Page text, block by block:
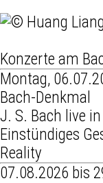
Konzerte am
Montag,
Bach-Denkmal
J. S. Bach live
Einstündiges
Reality
07.08.2026 bis